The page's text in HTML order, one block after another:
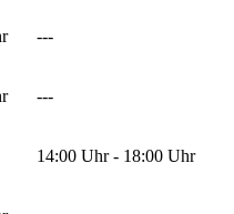
---
---
14:00 Uhr - 18:00 Uhr